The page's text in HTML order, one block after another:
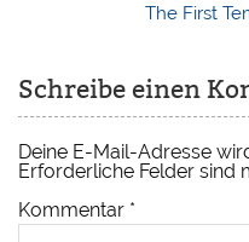
The First
Schreibe einen
Deine E-Mail-Adresse
Erforderliche Felder sind
Kommentar *